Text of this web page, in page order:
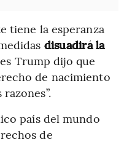
tiene la esperanza
disuadirá la
Trump dijo que
de nacimiento
país del mundo
de